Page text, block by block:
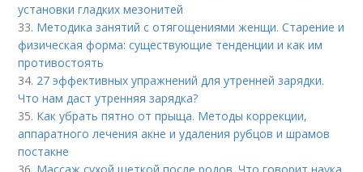
установки гладких мезонитей
33. Методика занятий с отягощениями женщи. Старение и
физическая форма: существующие тенденции и как им
противостоять
34. 27 эффективных упражнений для утренней зарядки.
Что нам даст утренняя зарядка?
35. Как убрать пятно от прыща. Методы коррекции,
аппаратного лечения акне и удаления рубцов и шрамов
постакне